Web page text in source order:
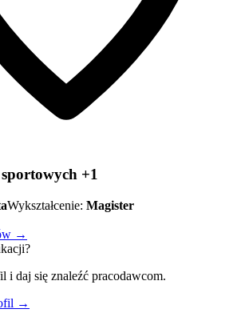
+1
Wykształcenie: Magister
→
i daj się znaleźć pracodawcom.
→